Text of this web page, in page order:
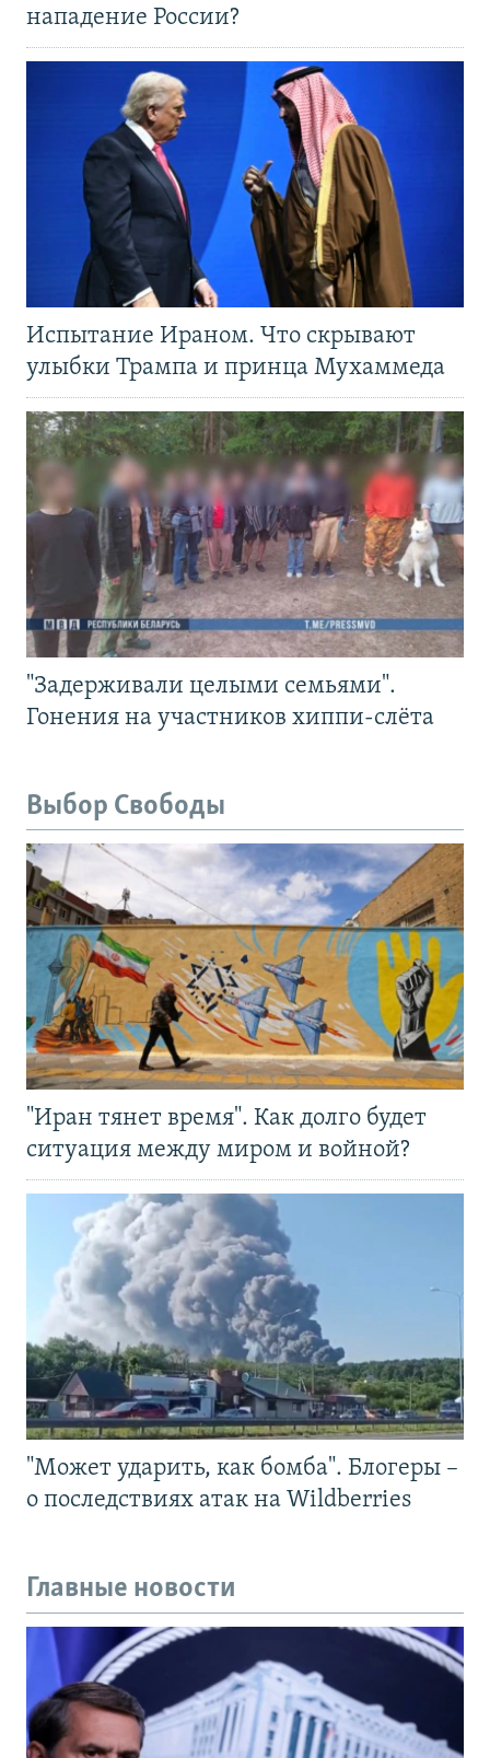
нападение России?
Испытание Ираном. Что скрывают
улыбки Трампа и принца Мухаммеда
"Задерживали целыми семьями".
Гонения на участников хиппи-слёта
Выбор Свободы
"Иран тянет время". Как долго будет
ситуация между миром и войной?
"Может ударить, как бомба". Блогеры –
о последствиях атак на Wildberries
Главные новости